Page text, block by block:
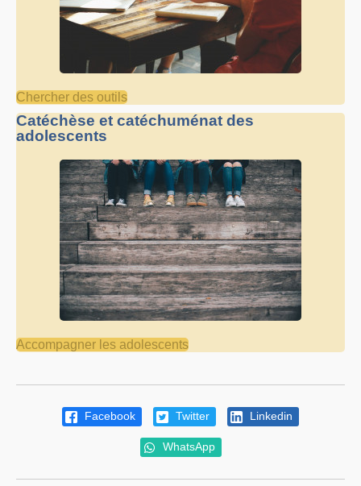
Chercher des outils
Catéchèse et catéchuménat des
adolescents
Accompagner les adolescents
Facebook Twitter Linkedin
WhatsApp